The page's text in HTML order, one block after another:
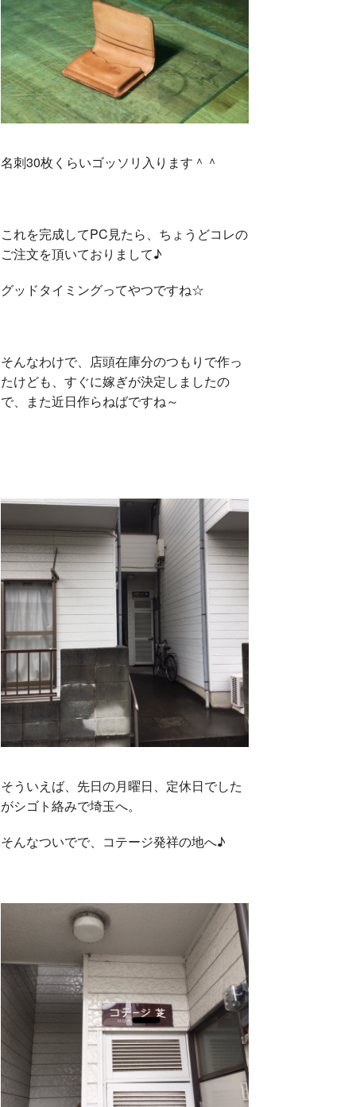
名刺30枚くらいゴッソリ入ります＾＾
これを完成してPC見たら、ちょうどコレの
ご注文を頂いておりまして♪
グッドタイミングってやつですね☆
そんなわけで、店頭在庫分のつもりで作っ
たけども、すぐに嫁ぎが決定しましたの
で、また近日作らねばですね～
そういえば、先日の月曜日、定休日でした
がシゴト絡みで埼玉へ。
そんなついでで、コテージ発祥の地へ♪